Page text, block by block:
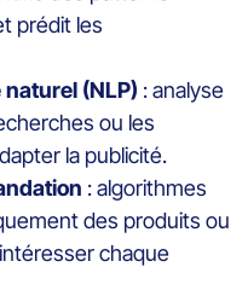
prédit les
(NLP) : analyse
ou les
la publicité.
: algorithmes
des produits ou
chaque